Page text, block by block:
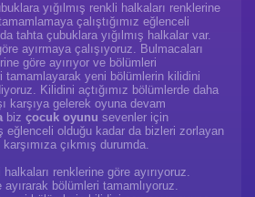
yığılmış renkli halkaları renklerine
çalıştığımız eğlenceli
tahta çubuklara yığılmış halkalar var.
ayırmaya çalışıyoruz. Bulmacaları
göre ayırıyor ve bölümleri
tamamlayarak yeni bölümlerin kilidini
Kilidini açtığımız bölümlerde daha
karşıya gelerek oyuna devam
biz çocuk oyunu sevenler için
eğlenceli olduğu kadar da bizleri zorlayan
çıkmış durumda.
halkaları renklerine göre ayırıyoruz.
ayırarak bölümleri tamamlıyoruz.